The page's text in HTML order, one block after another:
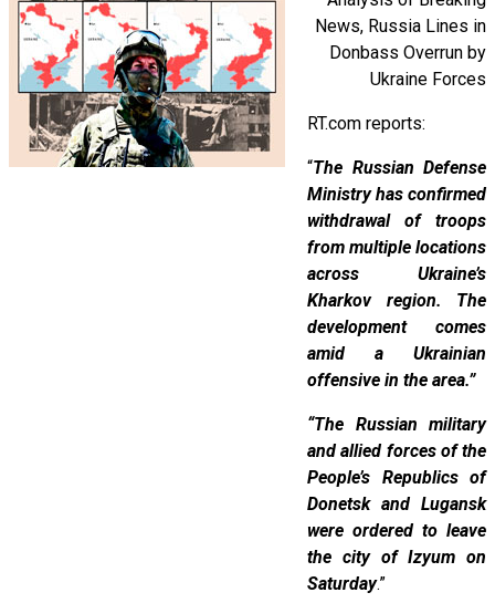
News, Russia Lines in
Donbass Overrun by
Ukraine Forces
RT.com reports:
“The Russian Defense
Ministry has confirmed
withdrawal of troops
from multiple locations
across Ukraine’s
Kharkov region. The
development comes
amid a Ukrainian
offensive in the area.”
“The Russian military
and allied forces of the
People’s Republics of
Donetsk and Lugansk
were ordered to leave
the city of Izyum on
Saturday.”